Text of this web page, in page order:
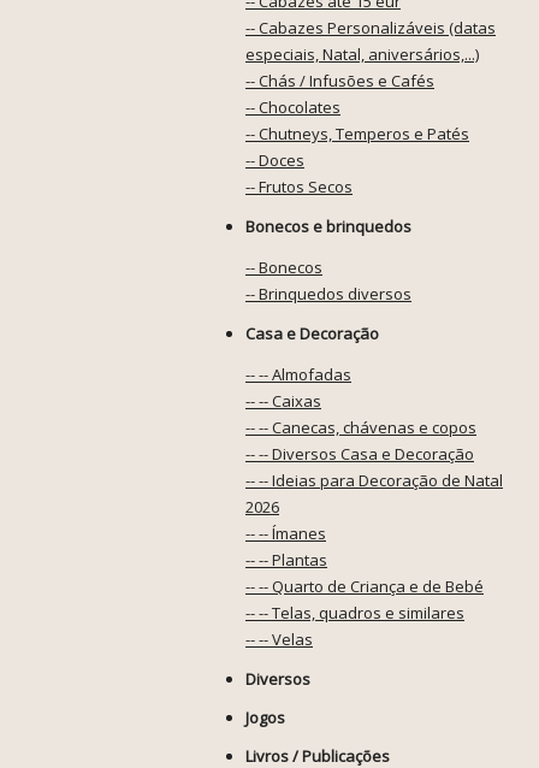
-- Cabazes Personalizáveis (datas
especiais, Natal, aniversários,...)
-- Chás / Infusões e Cafés
-- Chocolates
-- Chutneys, Temperos e Patés
-- Doces
-- Frutos Secos
Bonecos e brinquedos
-- Bonecos
-- Brinquedos diversos
Casa e Decoração
-- -- Almofadas
-- -- Caixas
-- -- Canecas, chávenas e copos
-- -- Diversos Casa e Decoração
-- -- Ideias para Decoração de Natal
2026
-- -- Ímanes
-- -- Plantas
-- -- Quarto de Criança e de Bebé
-- -- Telas, quadros e similares
-- -- Velas
Diversos
Jogos
Livros / Publicações